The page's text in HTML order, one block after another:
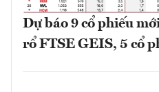
Dự báo 9 cổ phiếu
rổ FTSE GEIS, 5 cổ